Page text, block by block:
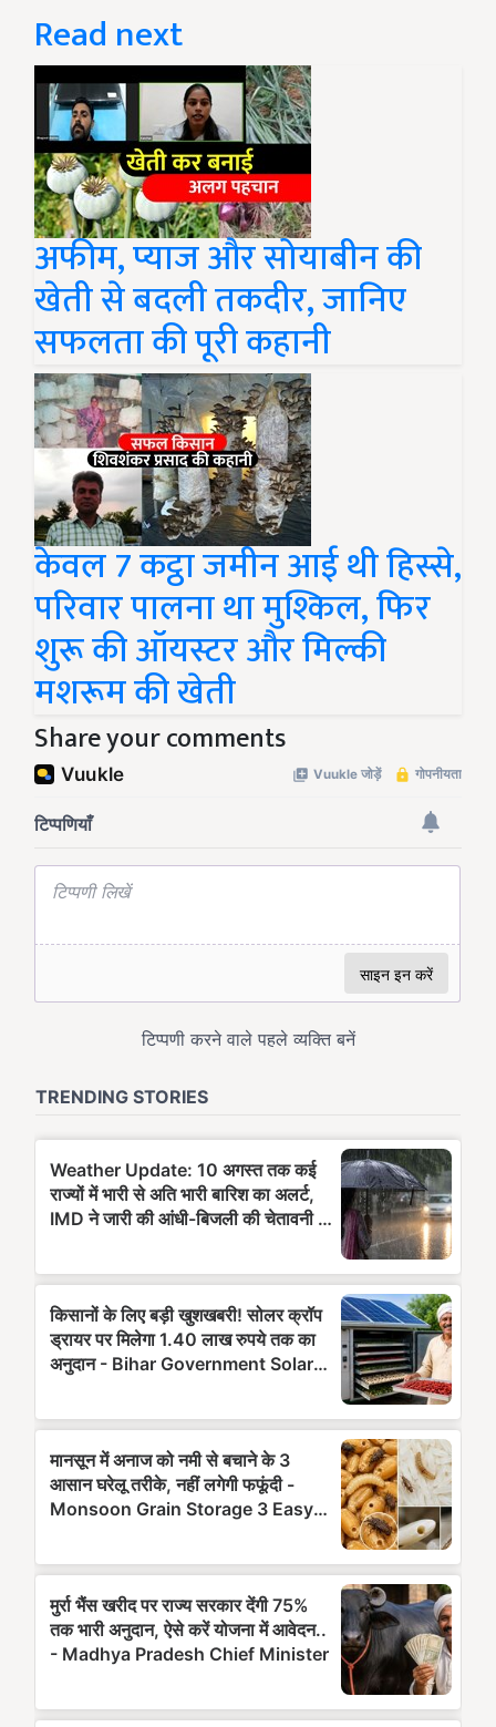
Read next
अफीम, प्याज और सोयाबीन की
खेती से बदली तकदीर, जानिए
सफलता की पूरी कहानी
केवल 7 कट्ठा जमीन आई थी हिस्से,
परिवार पालना था मुश्किल, फिर
शुरू की ऑयस्टर और मिल्की
मशरूम की खेती
Share your comments